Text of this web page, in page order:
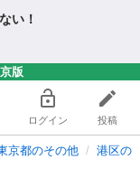
い！
版
ログイン 投稿
京都のその他 港区の